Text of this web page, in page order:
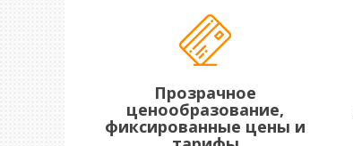
Прозрачное
ценообразование,
фиксированные цены и